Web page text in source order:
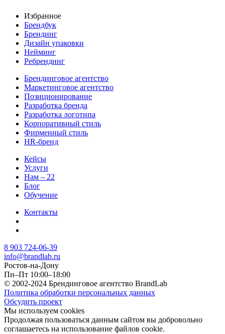
Избранное
Брендбук
Брендинг
Дизайн упаковки
Нейминг
Ребрендинг
Брендинговое агентство
Маркетинговое агентство
Позиционирование
Разработка бренда
Разработка логотипа
Корпоративный стиль
Фирменный стиль
HR-бренд
Кейсы
Услуги
Нам – 22
Блог
Обучение
Контакты
8 903 724-06-39
info@brandlab.ru
Ростов-на-Дону
Пн–Пт 10:00–18:00
© 2002-2024 Брендинговое агентство BrandLab
Политика обработки персональных данных
Обсудить проект
Мы используем cookies
Продолжая пользоваться данным сайтом вы добровольно
соглашаетесь на использование файлов cookie.